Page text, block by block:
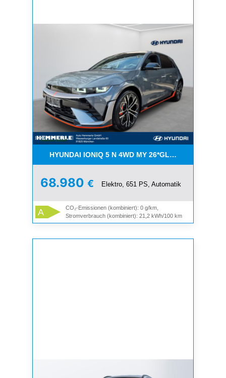
HYUNDAI IONIQ 5 N 4WD MY
68.980 € Elektro, 651 PS, Automatik
A
CO₂-Emissionen (kombiniert): 0 g/km,
Stromverbrauch (kombiniert): 21,2 kWh/100 km